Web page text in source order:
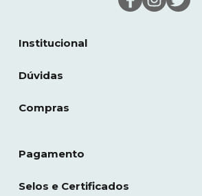
Institucional
Dúvidas
Compras
Pagamento
Selos e Certificados